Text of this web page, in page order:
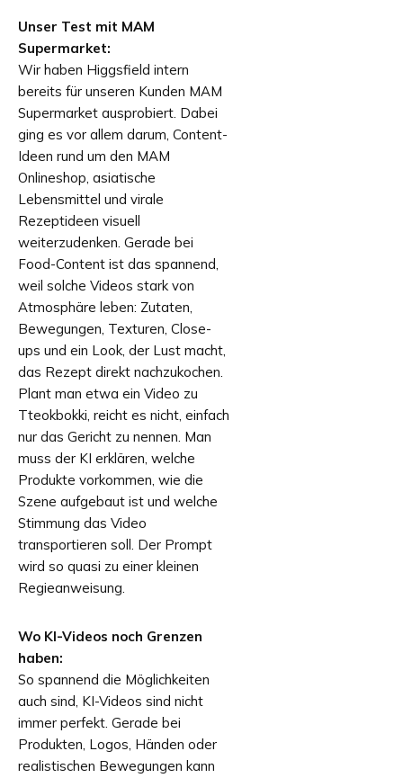
Unser Test mit MAM
Supermarket:
Wir haben Higgsfield intern
bereits für unseren Kunden MAM
Supermarket ausprobiert. Dabei
ging es vor allem darum, Content-
Ideen rund um den MAM
Onlineshop, asiatische
Lebensmittel und virale
Rezeptideen visuell
weiterzudenken. Gerade bei
Food-Content ist das spannend,
weil solche Videos stark von
Atmosphäre leben: Zutaten,
Bewegungen, Texturen, Close-
ups und ein Look, der Lust macht,
das Rezept direkt nachzukochen.
Plant man etwa ein Video zu
Tteokbokki, reicht es nicht, einfach
nur das Gericht zu nennen. Man
muss der KI erklären, welche
Produkte vorkommen, wie die
Szene aufgebaut ist und welche
Stimmung das Video
transportieren soll. Der Prompt
wird so quasi zu einer kleinen
Regieanweisung.
Wo KI-Videos noch Grenzen
haben:
So spannend die Möglichkeiten
auch sind, KI-Videos sind nicht
immer perfekt. Gerade bei
Produkten, Logos, Händen oder
realistischen Bewegungen kann